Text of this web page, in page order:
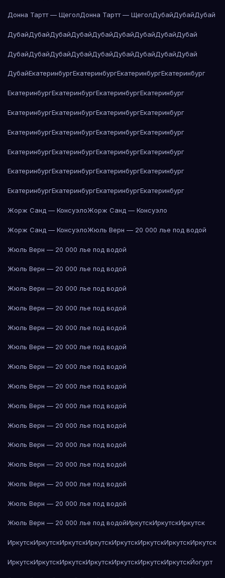
Донна Тартт — ЩеголДонна Тартт — ЩеголДубайДубайДубай
ДубайДубайДубайДубайДубайДубайДубайДубайДубай
ДубайДубайДубайДубайДубайДубайДубайДубайДубай
ДубайЕкатеринбургЕкатеринбургЕкатеринбургЕкатеринбург
ЕкатеринбургЕкатеринбургЕкатеринбургЕкатеринбург
ЕкатеринбургЕкатеринбургЕкатеринбургЕкатеринбург
ЕкатеринбургЕкатеринбургЕкатеринбургЕкатеринбург
ЕкатеринбургЕкатеринбургЕкатеринбургЕкатеринбург
ЕкатеринбургЕкатеринбургЕкатеринбургЕкатеринбург
ЕкатеринбургЕкатеринбургЕкатеринбургЕкатеринбург
Жорж Санд — КонсуэлоЖорж Санд — Консуэло
Жорж Санд — КонсуэлоЖюль Верн — 20 000 лье под водой
Жюль Верн — 20 000 лье под водой
Жюль Верн — 20 000 лье под водой
Жюль Верн — 20 000 лье под водой
Жюль Верн — 20 000 лье под водой
Жюль Верн — 20 000 лье под водой
Жюль Верн — 20 000 лье под водой
Жюль Верн — 20 000 лье под водой
Жюль Верн — 20 000 лье под водой
Жюль Верн — 20 000 лье под водой
Жюль Верн — 20 000 лье под водой
Жюль Верн — 20 000 лье под водой
Жюль Верн — 20 000 лье под водой
Жюль Верн — 20 000 лье под водой
Жюль Верн — 20 000 лье под водой
Жюль Верн — 20 000 лье под водойИркутскИркутскИркутск
ИркутскИркутскИркутскИркутскИркутскИркутскИркутскИркутск
ИркутскИркутскИркутскИркутскИркутскИркутскИркутскЙогурт